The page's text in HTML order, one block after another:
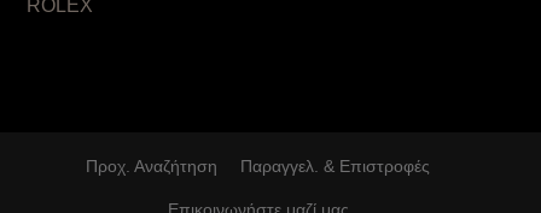
ROLEX
Προχ. Αναζήτηση Παραγγελ. & Επιστροφές